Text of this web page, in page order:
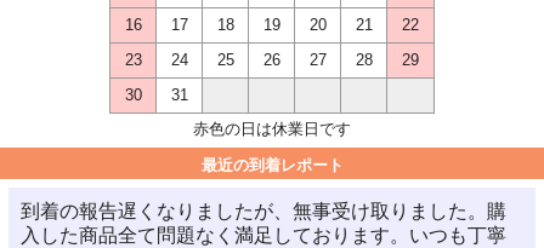
16
17 18 19 20 21
22
23
24 25 26 27 28
29
30
31
赤色の日は休業日です
最近の到着レポート
到着の報告遅くなりましたが、無事受け取りました。購
入した商品全て問題なく満足しております。いつも丁寧